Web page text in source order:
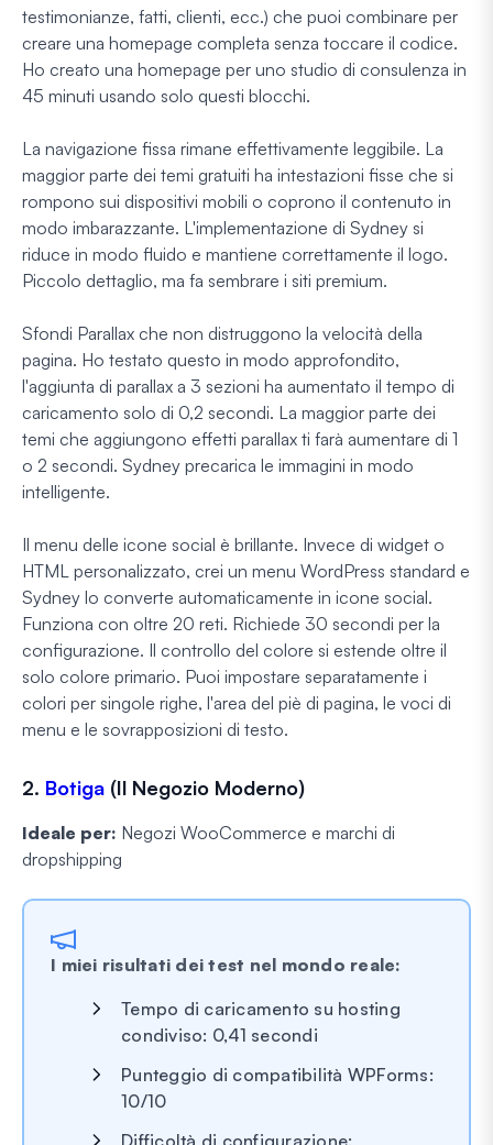
testimonianze, fatti, clienti, ecc.) che puoi combinare per
creare una homepage completa senza toccare il codice.
Ho creato una homepage per uno studio di consulenza in
45 minuti usando solo questi blocchi.
La navigazione fissa rimane effettivamente leggibile. La
maggior parte dei temi gratuiti ha intestazioni fisse che si
rompono sui dispositivi mobili o coprono il contenuto in
modo imbarazzante. L'implementazione di Sydney si
riduce in modo fluido e mantiene correttamente il logo.
Piccolo dettaglio, ma fa sembrare i siti premium.
Sfondi Parallax che non distruggono la velocità della
pagina. Ho testato questo in modo approfondito,
l'aggiunta di parallax a 3 sezioni ha aumentato il tempo di
caricamento solo di 0,2 secondi. La maggior parte dei
temi che aggiungono effetti parallax ti farà aumentare di 1
o 2 secondi. Sydney precarica le immagini in modo
intelligente.
Il menu delle icone social è brillante. Invece di widget o
HTML personalizzato, crei un menu WordPress standard e
Sydney lo converte automaticamente in icone social.
Funziona con oltre 20 reti. Richiede 30 secondi per la
configurazione. Il controllo del colore si estende oltre il
solo colore primario. Puoi impostare separatamente i
colori per singole righe, l'area del piè di pagina, le voci di
menu e le sovrapposizioni di testo.
2. Botiga (Il Negozio Moderno)
Ideale per: Negozi WooCommerce e marchi di
dropshipping
I miei risultati dei test nel mondo reale:
Tempo di caricamento su hosting
condiviso: 0,41 secondi
Punteggio di compatibilità WPForms:
10/10
Difficoltà di configurazione: